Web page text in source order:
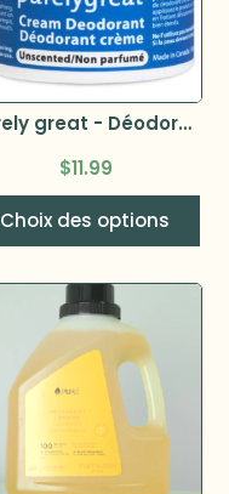
Purely great - Déodorant femme 50g
$11.99
Choix des options